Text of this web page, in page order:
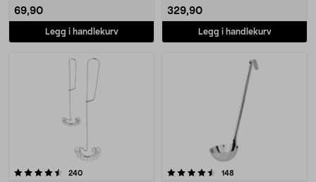
69,90
Legg i handlekurv
329,90
Legg i handlekurv
240anmeldelser
4.5 av 5 stjerner 148